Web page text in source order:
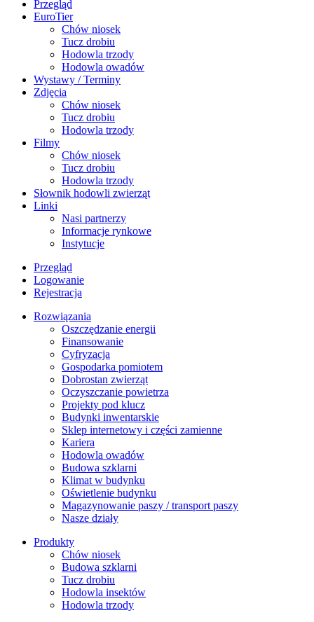
Przegląd
EuroTier
Chów niosek
Tucz drobiu
Hodowla trzody
Hodowla owadów
Wystawy / Terminy
Zdjęcia
Chów niosek
Tucz drobiu
Hodowla trzody
Filmy
Chów niosek
Tucz drobiu
Hodowla trzody
Słownik hodowli zwierząt
Linki
Nasi partnerzy
Informacje rynkowe
Instytucje
Przegląd
Logowanie
Rejestracja
Rozwiązania
​Oszczędzanie energii
Finansowanie
Cyfryzacja
Gospodarka pomiotem
Dobrostan zwierząt
Oczyszczanie powietrza
Projekty pod klucz
Budynki inwentarskie
Sklep internetowy i części zamienne
Kariera
Hodowla owadów
Budowa szklarni
Klimat w budynku
Oświetlenie budynku
Magazynowanie paszy / transport paszy
Nasze działy
Produkty
Chów niosek
Budowa szklarni
Tucz drobiu
Hodowla insektów
Hodowla trzody